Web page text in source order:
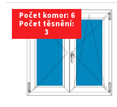
Počet komor: 6
Počet těsnění:
3